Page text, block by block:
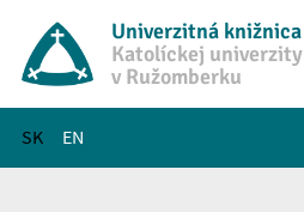
Univerzitná knižnica
Katolíckej univerzity
v Ružomberku
SK EN
Hlavné menu